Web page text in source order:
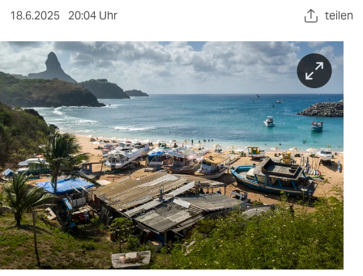
kultur
sport
berlin
nord
wahrheit
verlag
verlag
veranstaltungen
18.6.2025 20:04 Uhr teilen